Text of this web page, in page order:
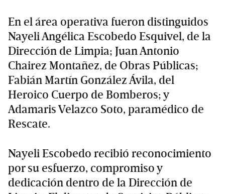
En el área operativa fueron distinguidos
Nayeli Angélica Escobedo Esquivel, de la
Dirección de Limpia; Juan Antonio
Chairez Montañez, de Obras Públicas;
Fabián Martín González Ávila, del
Heroico Cuerpo de Bomberos; y
Adamaris Velazco Soto, paramédico de
Rescate.
Nayeli Escobedo recibió reconocimiento
por su esfuerzo, compromiso y
dedicación dentro de la Dirección de